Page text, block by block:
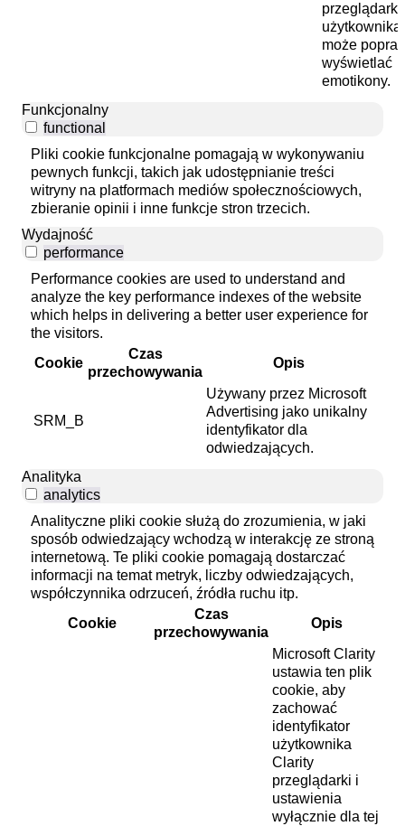
przeglądarka
użytkownika
może
wyświetlać
emotikony.
Funkcjonalny
functional
Pliki cookie funkcjonalne pomagają w wykonywaniu
pewnych funkcji, takich jak udostępnianie treści
witryny na platformach mediów społecznościowych,
zbieranie opinii i inne funkcje stron trzecich.
Wydajność
performance
Performance cookies are used to understand and
analyze the key performance indexes of the website
which helps in delivering a better user experience for
the visitors.
Cookie
Czas
przechowywania
Opis
SRM_B
Używany przez Microsoft
Advertising jako unikalny
identyfikator dla
odwiedzających.
Analityka
analytics
Analityczne pliki cookie służą do zrozumienia, w jaki
sposób odwiedzający wchodzą w interakcję ze stroną
internetową. Te pliki cookie pomagają dostarczać
informacji na temat metryk, liczby odwiedzających,
współczynnika odrzuceń, źródła ruchu itp.
Cookie
Czas
przechowywania
Opis
Microsoft Clarity
ustawia ten plik
cookie, aby
zachować
identyfikator
użytkownika
Clarity
przeglądarki i
ustawienia
wyłącznie dla tej